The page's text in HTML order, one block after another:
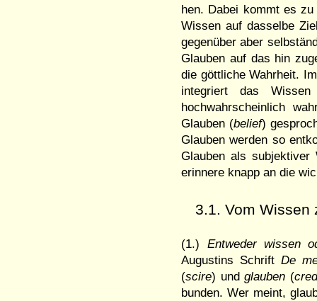
hen. Dabei kommt es
Wissen auf dasselbe
gegenüber aber
Glauben auf das hin
die göttliche Wahr­heit.
inte­griert das
hochwahrscheinlich
Glauben (belief)
Glauben werden so
Glauben als subjektiver
erinnere knapp an die
3.1. Vom
(1.) Entweder wissen
Augustins Schrift De
(scire) undglauben (
bun­den. Wer meint,